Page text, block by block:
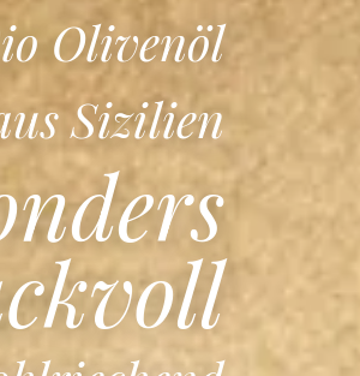
Bio